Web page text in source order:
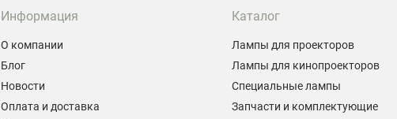
Информация
О компании
Блог
Новости
Оплата и доставка
Каталог
Лампы для проекторов
Лампы для кинопроекторов
Специальные лампы
Запчасти и комплектующие